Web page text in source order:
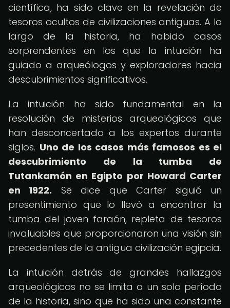
científica, ha sido clave en la revelación de
tesoros ocultos de civilizaciones antiguas. A lo
largo de la historia, ha habido casos
sorprendentes en los que la intuición ha
guiado a arqueólogos y exploradores hacia
descubrimientos significativos.
La intuición ha sido fundamental en la
resolución de misterios arqueológicos que
han desconcertado a los expertos durante
siglos. Uno de los casos más famosos es el
descubrimiento de la tumba de
Tutankamón en Egipto por Howard Carter
en 1922. Se dice que Carter siguió un
presentimiento que lo llevó a encontrar la
tumba del joven faraón, repleta de tesoros
invaluables que proporcionaron una visión sin
precedentes de la antigua civilización egipcia.
La intuición detrás de grandes hallazgos
arqueológicos no se limita a un solo período
de la historia, sino que ha sido una constante